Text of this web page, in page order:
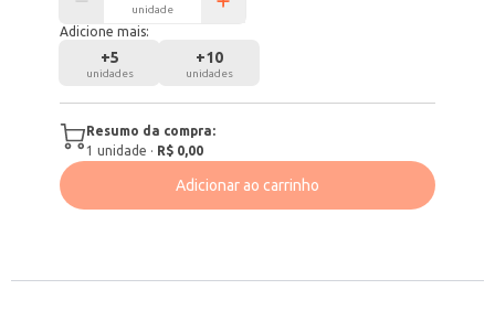
unidade
Adicione mais:
+5
unidades
+10
unidades
Resumo da compra:
1 unidade · R$ 0,00
Adicionar ao carrinho